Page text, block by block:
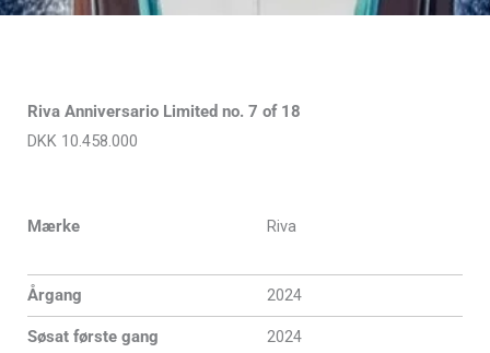
Riva Anniversario Limited no. 7 of 18
DKK 10.458.000
Mærke Riva
Årgang 2024
Søsat første gang 2024